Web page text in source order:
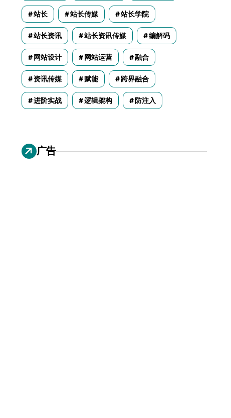
站长 站长传媒 站长学院
站长资讯 站长资讯传媒 编解码
网站设计 网站运营 融合
资讯传媒 赋能 跨界融合
进阶实战 逻辑架构 防注入
广告